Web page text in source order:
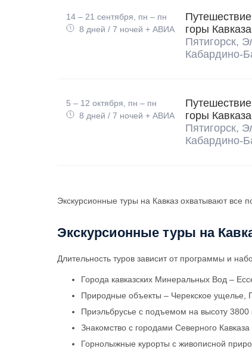
14 – 21 сентября, пн – пн
8 дней / 7 ночей + АВИА
горы
Пятигорск,
Кабардино-
5 – 12 октября, пн – пн
8 дней / 7 ночей + АВИА
горы
Пятигорск,
Кабардино-
Экскурсионные туры на Кавказ охватывают все
Экскурсионные туры на
Длительность туров зависит от программы и
Города кавказских Минеральных Вод –
Природные объекты – Черекское ущелье,
Приэльбрусье с подъемом на высоту 3800
Знакомство с городами Северного
Горнолыжные курорты с живописной